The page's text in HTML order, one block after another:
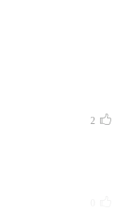
2